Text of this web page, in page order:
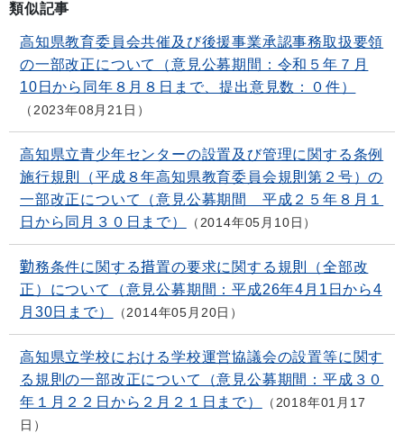
類似記事
高知県教育委員会共催及び後援事業承認事務取扱要領
の一部改正について（意見公募期間：令和５年７月
10日から同年８月８日まで、提出意見数：０件）
2023年08月21日
高知県立青少年センターの設置及び管理に関する条例
施行規則（平成８年高知県教育委員会規則第２号）の
一部改正について（意見公募期間 平成２５年８月１
日から同月３０日まで）
2014年05月10日
勤務条件に関する措置の要求に関する規則（全部改
正）について（意見公募期間：平成26年4月1日から4
月30日まで）
2014年05月20日
高知県立学校における学校運営協議会の設置等に関す
る規則の一部改正について（意見公募期間：平成３０
年１月２２日から２月２１日まで）
2018年01月17
日